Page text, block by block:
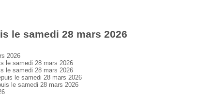
le samedi 28 mars 2026
2026
le samedi 28 mars 2026
le samedi 28 mars 2026
le samedi 28 mars 2026
le samedi 28 mars 2026